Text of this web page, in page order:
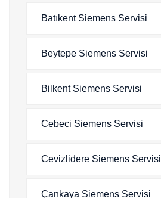
Batıkent Siemens Servisi
Beytepe Siemens Servisi
Bilkent Siemens Servisi
Cebeci Siemens Servisi
Cevizlidere Siemens Servisi
Çankaya Siemens Servisi